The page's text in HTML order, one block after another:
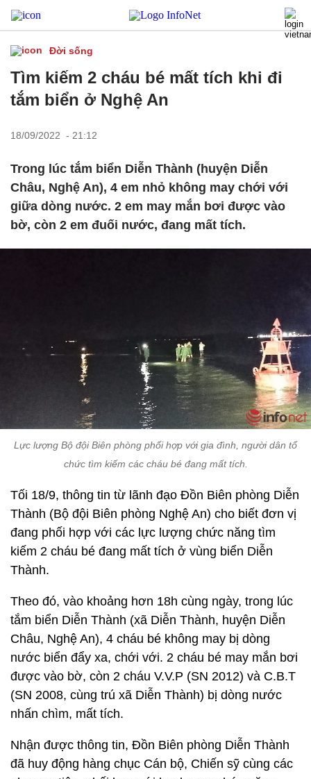
Đời sống
Tìm kiếm 2 cháu bé mất tích khi đi
tắm biển ở Nghệ An
18/09/2022 - 21:12
Trong lúc tắm biển Diễn Thành (huyện Diễn
Châu, Nghệ An), 4 em nhỏ không may chới với
giữa dòng nước. 2 em may mắn bơi được vào
bờ, còn 2 em đuối nước, đang mất tích.
Lực lượng Bộ đội Biên phòng phối hợp với gia đình, người dân tổ
chức tìm kiếm các cháu bé đang mất tích.
Tối 18/9, thông tin từ lãnh đạo Đồn Biên phòng Diễn
Thành (Bộ đội Biên phòng Nghệ An) cho biết đơn vị
đang phối hợp với các lực lượng chức năng tìm
kiếm 2 cháu bé đang mất tích ở vùng biển Diễn
Thành.
Theo đó, vào khoảng hơn 18h cùng ngày, trong lúc
tắm biển Diễn Thành (xã Diễn Thành, huyện Diễn
Châu, Nghệ An), 4 cháu bé không may bị dòng
nước biển đẩy xa, chới với. 2 cháu bé may mắn bơi
được vào bờ, còn 2 cháu V.V.P (SN 2012) và C.B.T
(SN 2008, cùng trú xã Diễn Thành) bị dòng nước
nhấn chìm, mất tích.
Nhận được thông tin, Đồn Biên phòng Diễn Thành
đã huy động hàng chục Cán bộ, Chiến sỹ cùng các